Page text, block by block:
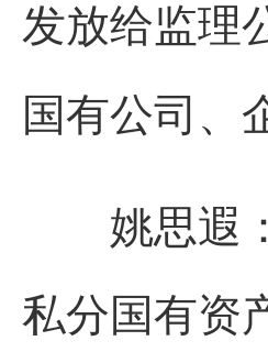
发放给监理
国有公司、
姚思遐：
私分国有资